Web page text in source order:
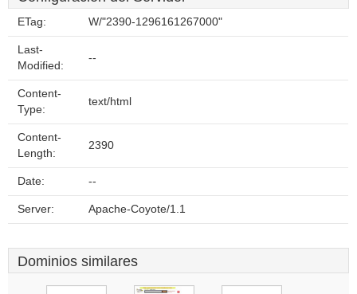
ETag: W/"2390-1296161267000"
Last-
Modified:
--
Content-
Type:
text/html
Content-
Length:
2390
Date: --
Server: Apache-Coyote/1.1
Dominios similares